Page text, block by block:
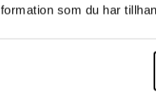
som du har